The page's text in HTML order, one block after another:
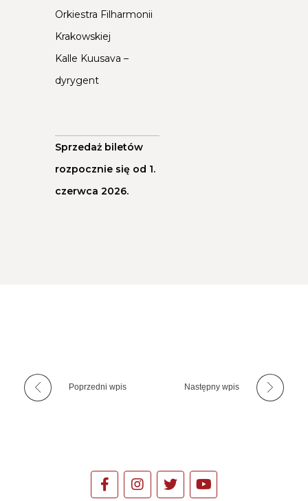
Orkiestra Filharmonii
Krakowskiej
Kalle Kuusava –
dyrygent
Sprzedaż biletów
rozpocznie się od 1.
czerwca 2026.
Poprzedni wpis Następny wpis